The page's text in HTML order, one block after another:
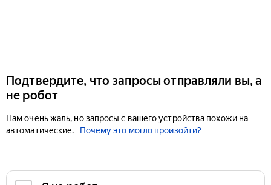
Подтвердите, что запросы отправляли вы, а
не робот
Нам очень жаль, но запросы с вашего устройства похожи на
автоматические.
Почему это могло произойти?